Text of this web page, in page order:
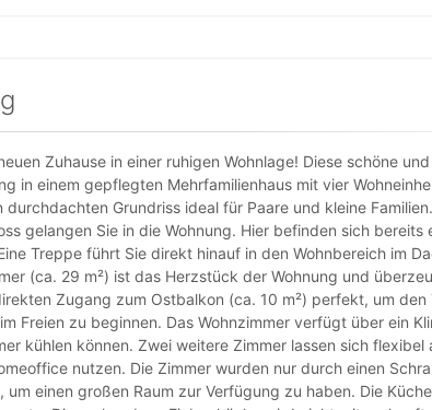
Zuhause in einer ruhigen Wohnlage! Diese schöne
in einem gepflegten Mehrfamilienhaus mit vier
durchdachten Grundriss ideal für Paare und kleine
gelangen Sie in die Wohnung. Hier befinden sich
Treppe führt Sie direkt hinauf in den Wohnbereich im
(ca. 29 m²) ist das Herzstück der Wohnung und
Zugang zum Ostbalkon (ca. 10 m²) perfekt, um
Freien zu beginnen. Das Wohnzimmer verfügt über ein
kühlen können. Zwei weitere Zimmer lassen sich flexibel
nutzen. Die Zimmer wurden nur durch einen
einen großen Raum zur Verfügung zu haben. Die